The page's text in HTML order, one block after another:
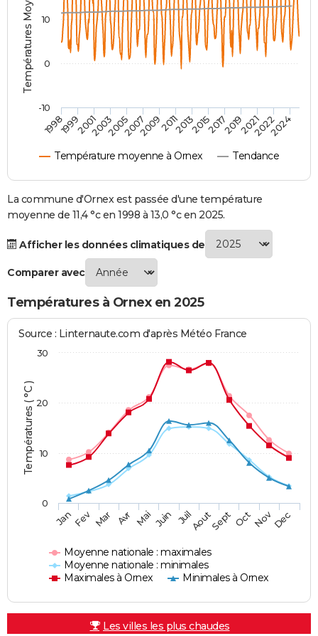
Destinations
City break
Voyage nature
Voyage de noces
Forum
Climat
PHOTO
GUIDES D'ACHAT
BONS PLANS
CARTE DE VOEUX
Carte de Noël
Carte Bonne année
Carte Saint-Valentin
Carte Pâques
Carte d'anniversaire
DICTIONNAIRE
Dictionnaire
Biographies
Citations
Expressions
Proverbes
PROGRAMME TV
S'inscrire
Se connecter
Lycées
Collèges
Primaires
Universités
Entreprises
Service militaire
Avis de recherche
AVIS DE DÉCÈS
FORUM
Bricolage
Lifestyle
Culture
Sport
Auto
Television
Voyage
Cinema
Température moyenne à Ornex Tendance
199819992001200320052007200920112013201520172019202120222024
-10
0
10
La commune d'Ornex est passée d'une température
moyenne de 11,4 °c en 1998 à 13,0 °c en 2025.
Afficher les données climatiques de
Comparer avec
Températures à Ornex en 2025
Températures ( °C )
Source : Linternaute.com d'après Météo France
Moyenne nationale : maximales
Moyenne nationale : minimales
Maximales à Ornex
Minimales à Ornex
JanFev Mar Avr Mai Juin JuilAoutSept OctNovDec
0
10
20
30
Les villes les plus chaudes